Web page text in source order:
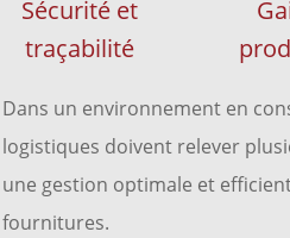
Sécurité et
traçabilité
Dans un environnement en
logistiques doivent relever
une gestion optimale et
fournitures.